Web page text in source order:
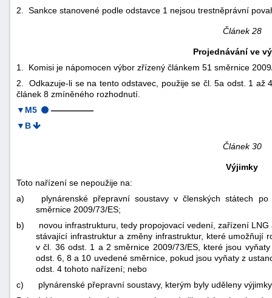
2. Sankce stanovené podle odstavce 1 nejsou trestněprávní
Článek 28
Projednávání ve
1. Komisi je nápomocen výbor zřízený článkem 51 směrnice
2. Odkazuje-li se na tento odstavec, použije se čl. 5a odst. 1 až
článek 8 zmíněného rozhodnutí.
▼M5
—————
▼B
Článek 30
Výjimky
Toto nařízení se nepoužije na:
a)
plynárenské přepravní soustavy v členských státech
směrnice 2009/73/ES;
b)
novou infrastrukturu, tedy propojovací vedení, zařízení
stávající infrastruktur a změny infrastruktur, které umožňují
v čl. 36 odst. 1 a 2 směrnice 2009/73/ES, které jsou
odst. 6, 8 a 10 uvedené směrnice, pokud jsou vyňaty z
odst. 4 tohoto nařízení; nebo
c)
plynárenské přepravní soustavy, kterým byly uděleny